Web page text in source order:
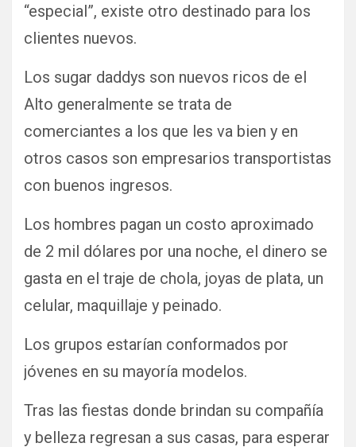
“especial”, existe otro destinado para los
clientes nuevos.
Los sugar daddys son nuevos ricos de el
Alto generalmente se trata de
comerciantes a los que les va bien y en
otros casos son empresarios transportistas
con buenos ingresos.
Los hombres pagan un costo aproximado
de 2 mil dólares por una noche, el dinero se
gasta en el traje de chola, joyas de plata, un
celular, maquillaje y peinado.
Los grupos estarían conformados por
jóvenes en su mayoría modelos.
Tras las fiestas donde brindan su compañía
y belleza regresan a sus casas, para esperar